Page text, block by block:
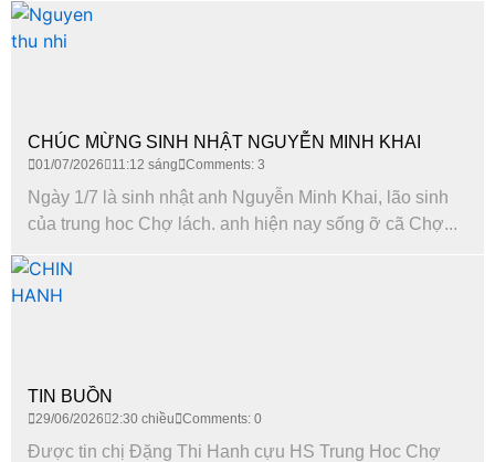
CHÚC MỪNG SINH NHẬT NGUYỄN MINH KHAI
01/07/2026 11:12 sáng Comments: 3
Ngày 1/7 là sinh nhật anh Nguyễn Minh Khai, lão sinh
của trung hoc Chợ lách. anh hiện nay sống ỡ cã Chợ...
TIN BUỒN
29/06/2026 2:30 chiều Comments: 0
Được tin chị Đặng Thi Hanh cựu HS Trung Hoc Chợ